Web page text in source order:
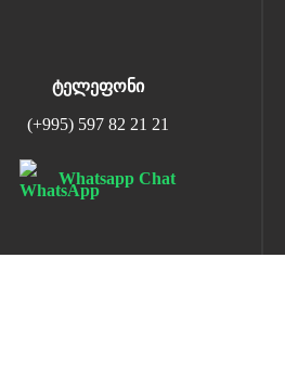
ტელეფონი
(+995) 597 82 21 21
Whatsapp Chat